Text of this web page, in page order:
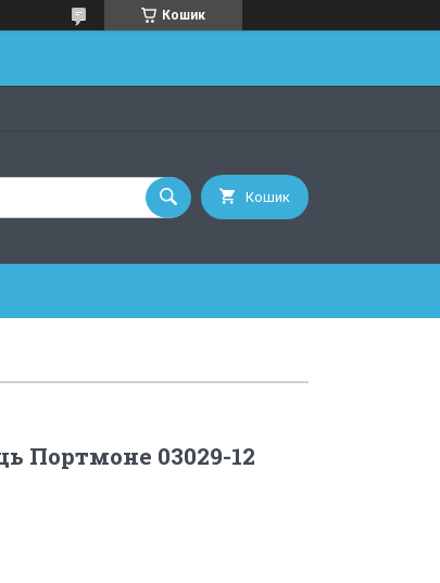
Кошик
Кошик
Портмоне 03029-12